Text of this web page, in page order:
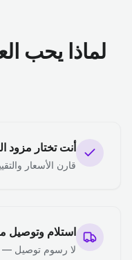
لماذا يحب
أنت تختار مزود
قارن الأسعار
استلام وتوصيل
لا رسوم توصيل —